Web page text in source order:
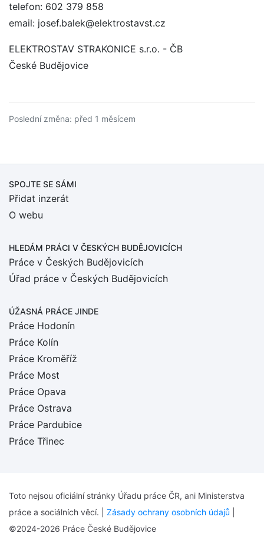
telefon: 602 379 858
email: josef.balek@elektrostavst.cz
ELEKTROSTAV STRAKONICE s.r.o. - ČB
České Budějovice
Poslední změna: před 1 měsícem
SPOJTE SE SÁMI
Přidat inzerát
O webu
HLEDÁM PRÁCI V ČESKÝCH BUDĚJOVICÍCH
Práce v Českých Budějovicích
Úřad práce v Českých Budějovicích
ÚŽASNÁ PRÁCE JINDE
Práce Hodonín
Práce Kolín
Práce Kroměříž
Práce Most
Práce Opava
Práce Ostrava
Práce Pardubice
Práce Třinec
Toto nejsou oficiální stránky Úřadu práce ČR, ani Ministerstva
práce a sociálních věcí. | Zásady ochrany osobních údajů
©2024-2026 Práce České Budějovice